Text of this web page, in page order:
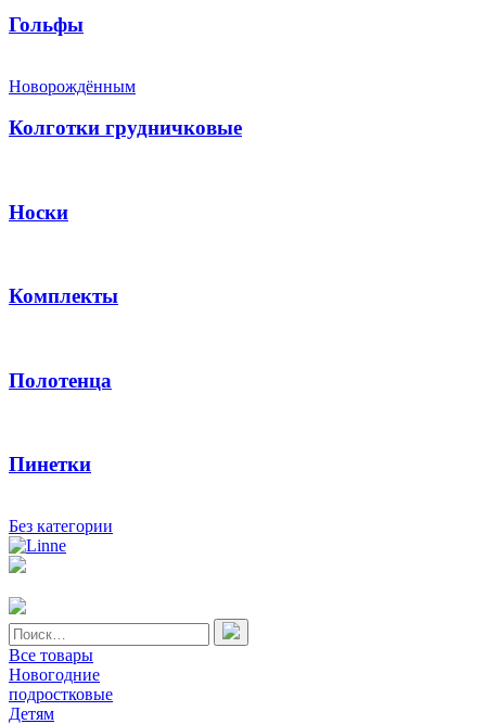
Гольфы
Новорождённым
Колготки грудничковые
Носки
Комплекты
Полотенца
Пинетки
Без категории
Найти:
Все товары
Новогодние
подростковые
Детям